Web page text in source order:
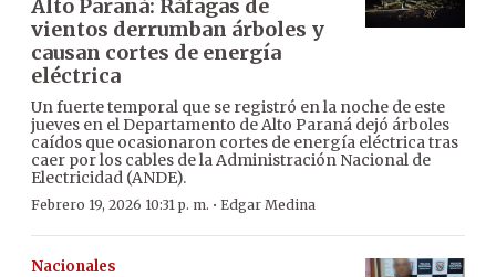
Alto Paraná: Ráfagas de
vientos derrumban árboles y
causan cortes de energía
eléctrica
Un fuerte temporal que se registró en la noche de este
jueves en el Departamento de Alto Paraná dejó árboles
caídos que ocasionaron cortes de energía eléctrica tras
caer por los cables de la Administración Nacional de
Electricidad (ANDE).
Febrero 19, 2026 10:31 p. m. · Edgar Medina
Nacionales